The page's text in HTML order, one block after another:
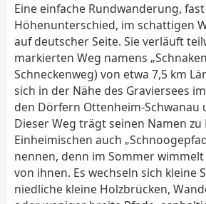
Eine einfache Rundwanderung,
Höhenunterschied, im schattigen
auf deutscher Seite. Sie verläuft
markierten Weg namens
Schneckenweg) von etwa 7,5 km
sich in der Nähe des Graviersees
den Dörfern Ottenheim-Schwanau
Dieser Weg trägt seinen Namen zu
Einheimischen auch
nennen, denn im Sommer
von ihnen. Es wechseln sich kleine
niedliche kleine Holzbrücken,